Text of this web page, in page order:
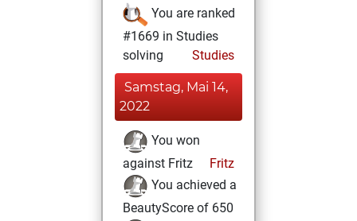
You are ranked
#1669 in Studies
solving
Studies
Samstag, Mai 14,
2022
You won
against Fritz
Fritz
You achieved a
BeautyScore of 650